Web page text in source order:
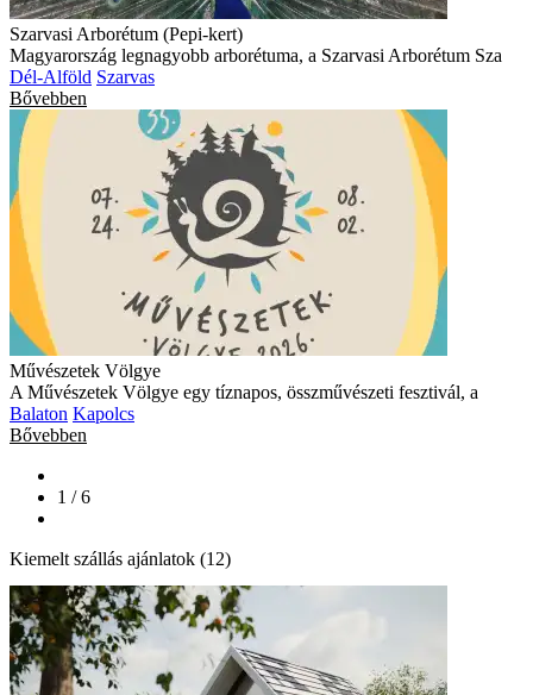
Szarvasi Arborétum (Pepi-kert)
Magyarország legnagyobb arborétuma, a Szarvasi Arborétum Sza
Dél-Alföld Szarvas
Bővebben
Művészetek Völgye
A Művészetek Völgye egy tíznapos, összművészeti fesztivál, a
Balaton Kapolcs
Bővebben
1 / 6
Kiemelt szállás ajánlatok (12)